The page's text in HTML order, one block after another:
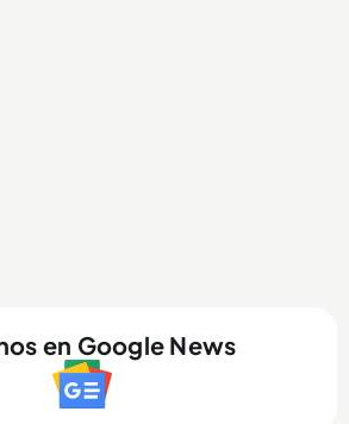
en Google News